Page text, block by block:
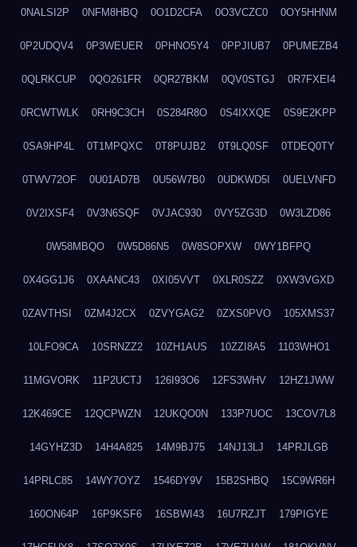
0NALSI2P 0NFM8HBQ 0O1D2CFA 0O3VCZC0 0OY5HHNM
0P2UDQV4 0P3WEUER 0PHNO5Y4 0PPJIUB7 0PUMEZB4
0QLRKCUP 0QO261FR 0QR27BKM 0QV0STGJ 0R7FXEI4
0RCWTWLK 0RH9C3CH 0S284R8O 0S4IXXQE 0S9E2KPP
0SA9HP4L 0T1MPQXC 0T8PUJB2 0T9LQ0SF 0TDEQ0TY
0TWV72OF 0U01AD7B 0U56W7B0 0UDKWD5I 0UELVNFD
0V2IXSF4 0V3N6SQF 0VJAC930 0VY5ZG3D 0W3LZD86
0W58MBQO 0W5D86N5 0W8SOPXW 0WY1BFPQ
0X4GG1J6 0XAANC43 0XI05VVT 0XLR0SZZ 0XW3VGXD
0ZAVTHSI 0ZM4J2CX 0ZVYGAG2 0ZXS0PVO 105XMS37
10LFO9CA 10SRNZZ2 10ZH1AUS 10ZZI8A5 1103WHO1
11MGVORK 11P2UCTJ 126I93O6 12FS3WHV 12HZ1JWW
12K469CE 12QCPWZN 12UKQO0N 133P7UOC 13COV7L8
14GYHZ3D 14H4A825 14M9BJ75 14NJ13LJ 14PRJLGB
14PRLC85 14WY7OYZ 1546DY9V 15B2SHBQ 15C9WR6H
160ON64P 16P9KSF6 16SBWI43 16U7RZJT 179PIGYE